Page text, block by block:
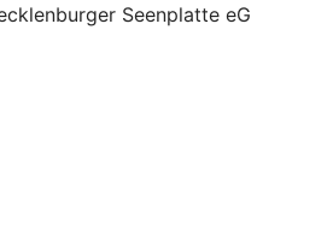
Seenplatte eG